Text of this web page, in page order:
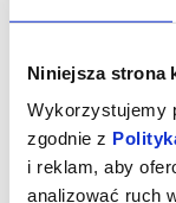
Niniejsza strona
Wykorzystujemy
zgodnie z
i reklam, aby
analizować ruch
Czytając